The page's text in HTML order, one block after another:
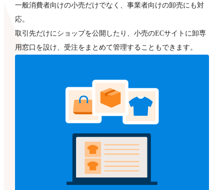
一般消費者向けの小売だけでなく、事業者向けの卸売にも対
応。
取引先だけにショップを公開したり、小売のECサイトに卸専
用窓口を設け、受注をまとめて管理することもできます。